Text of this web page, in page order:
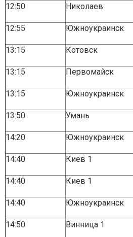
12:50 Николаев
12:55 Южноукраинск
13:15 Котовск
13:15 Первомайск
13:15 Южноукраинск
13:50 Умань
14:20 Южноукраинск
14:40 Киев 1
14:40 Киев 1
14:40 Южноукраинск
14:50 Винница 1